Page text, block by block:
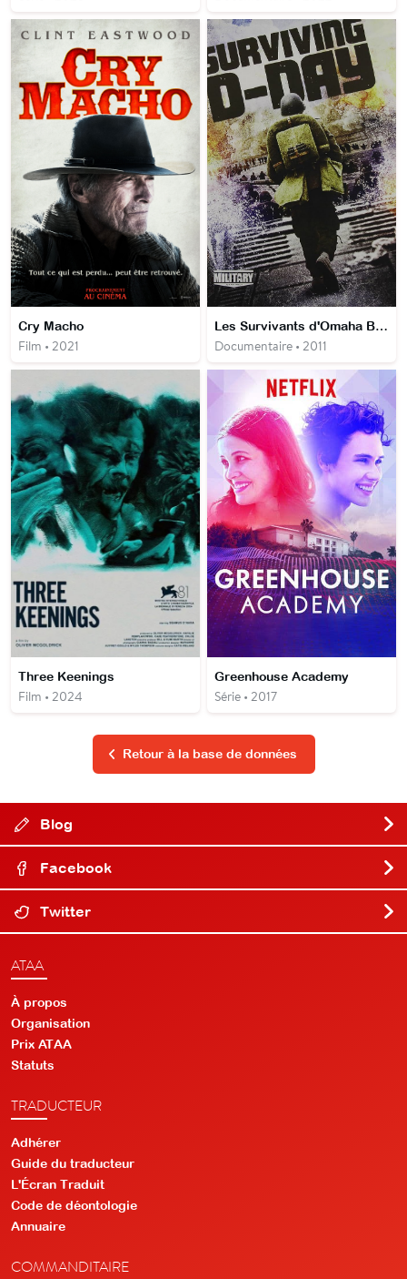
Cry Macho
Film • 2021
Les Survivants d'Omaha Beach
Documentaire • 2011
Three Keenings
Film • 2024
Greenhouse Academy
Série • 2017
Retour à la base de données
Blog
Facebook
Twitter
ATAA
À propos
Organisation
Prix ATAA
Statuts
TRADUCTEUR
Adhérer
Guide du traducteur
L'Écran Traduit
Code de déontologie
Annuaire
COMMANDITAIRE